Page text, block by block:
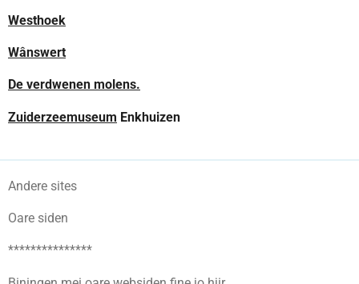
Westhoek
Wânswert
De verdwenen molens.
Zuiderzeemuseum Enkhuizen
Andere sites
Oare siden
***************